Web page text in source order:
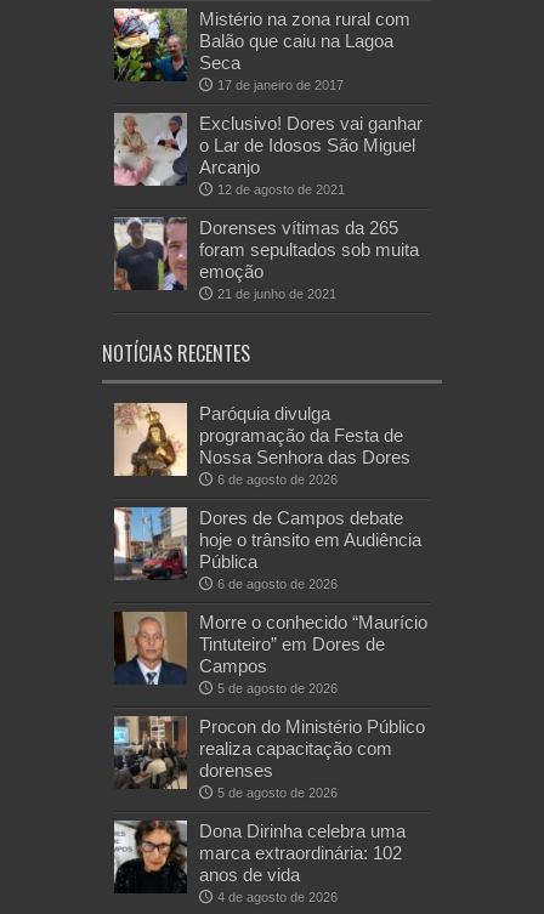
Mistério na zona rural com
Balão que caiu na Lagoa
Seca
17 de janeiro de 2017
Exclusivo! Dores vai ganhar
o Lar de Idosos São Miguel
Arcanjo
12 de agosto de 2021
Dorenses vítimas da 265
foram sepultados sob muita
emoção
21 de junho de 2021
NOTÍCIAS RECENTES
Paróquia divulga
programação da Festa de
Nossa Senhora das Dores
6 de agosto de 2026
Dores de Campos debate
hoje o trânsito em Audiência
Pública
6 de agosto de 2026
Morre o conhecido “Maurício
Tintuteiro” em Dores de
Campos
5 de agosto de 2026
Procon do Ministério Público
realiza capacitação com
dorenses
5 de agosto de 2026
Dona Dirinha celebra uma
marca extraordinária: 102
anos de vida
4 de agosto de 2026